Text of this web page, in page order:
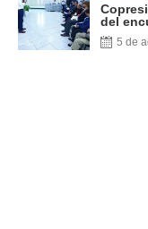
del
con
5 de